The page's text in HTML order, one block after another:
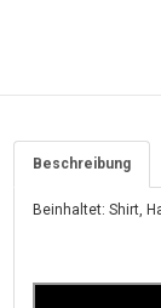
Beschreibung
Beinhaltet: Shirt,